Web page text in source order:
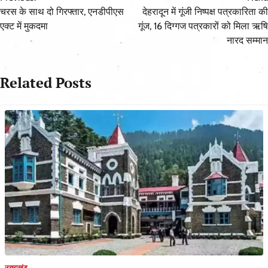
navigation
चरस के साथ दो गिरफ्तार, एनडीपीएस
एक्ट में मुकदमा
देहरादून में गूंजी निष्पक्ष पत्रकारिता की
गूंज, 16 दिग्गज पत्रकारों को मिला ऋषि
नारद सम्मान
Related Posts